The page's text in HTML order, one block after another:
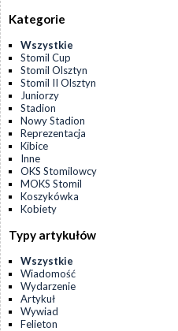
Kategorie
Wszystkie
Stomil Cup
Stomil Olsztyn
Stomil II Olsztyn
Juniorzy
Stadion
Nowy Stadion
Reprezentacja
Kibice
Inne
OKS Stomilowcy
MOKS Stomil
Koszykówka
Kobiety
Typy artykułów
Wszystkie
Wiadomość
Wydarzenie
Artykuł
Wywiad
Felieton